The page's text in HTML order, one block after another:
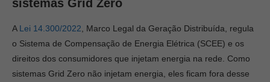
sistemas Grid Zero
A Lei 14.300/2022 , Marco Legal da Geração Distribuída, regula
o Sistema de Compensação de Energia Elétrica (SCEE) e os
direitos dos consumidores que injetam energia na rede. Como
sistemas Grid Zero não injetam energia, eles ficam fora desse